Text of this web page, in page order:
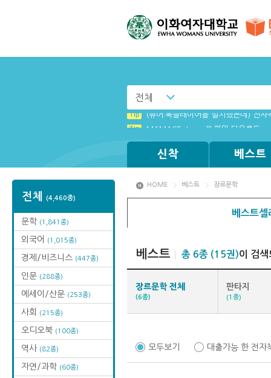
전체
Tip MAMACExtrac.dll 파일 다운로드
신착 베스트
전체 (4,460종)
문학 (1,841종)
외국어 (1,015종)
경제/비즈니스 (447종)
인문 (288종)
에세이/산문 (253종)
사회 (215종)
오디오북 (100종)
역사 (82종)
자연/과학 (60종)
HOME 베스트 장르문학
베스트
베스트 총 6종 (15권)이 검색
장르문학 전체
(6종)
판타지
(1종)
모두보기 대출가능 한 전자